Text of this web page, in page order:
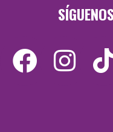
SÍGUENOS